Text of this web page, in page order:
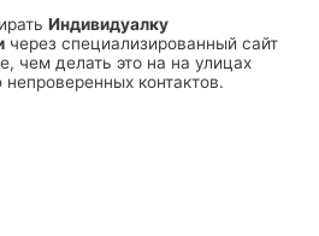
Индивидуалку
через специализированный сайт
чем делать это на на улицах
контактов.